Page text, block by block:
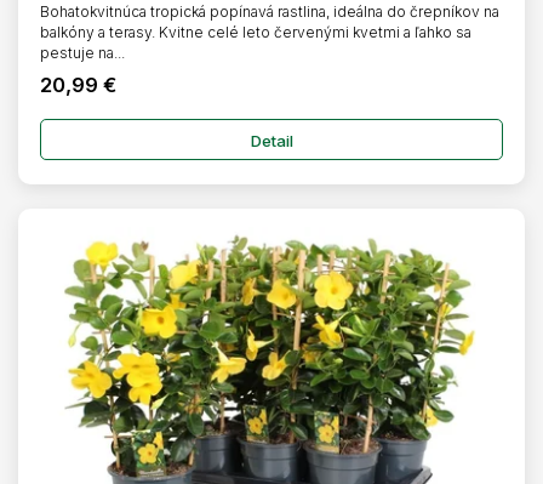
20,99 €
Detail
Bohatokvitnúca tropická popínavá rastlina, ideálna do črepníkov na
balkóny a terasy. Kvitne celé leto červenými kvetmi a ľahko sa
pestuje na...